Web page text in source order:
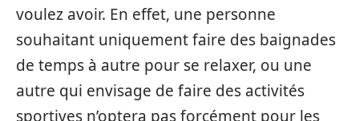
voulez avoir. En effet, une personne
souhaitant uniquement faire des baignades
de temps à autre pour se relaxer, ou une
autre qui envisage de faire des activités
sportives n’optera pas forcément pour les